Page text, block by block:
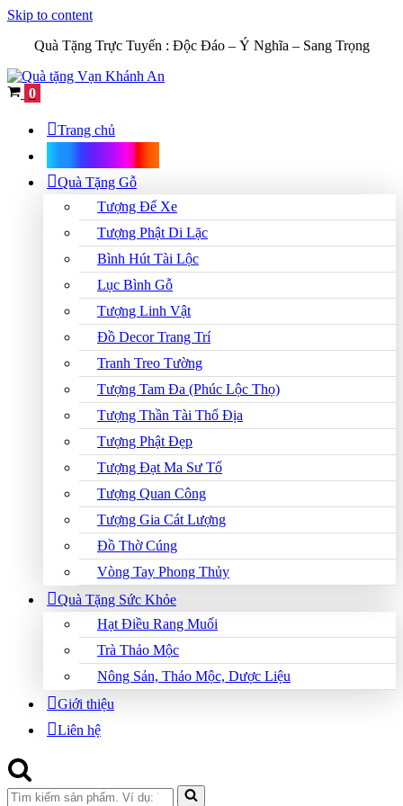
Skip to content
Quà Tặng Trực Tuyến : Độc Đáo – Ý Nghĩa – Sang Trọng
Cart
0
Trang chủ
Quà Tặng Gỗ
Tượng Để Xe
Tượng Phật Di Lặc
Bình Hút Tài Lộc
Lục Bình Gỗ
Tượng Linh Vật
Đồ Decor Trang Trí
Tranh Treo Tường
Tượng Tam Đa (Phúc Lộc Thọ)
Tượng Thần Tài Thổ Địa
Tượng Phật Đẹp
Tượng Đạt Ma Sư Tổ
Tượng Quan Công
Tượng Gia Cát Lượng
Đồ Thờ Cúng
Vòng Tay Phong Thủy
Quà Tặng Sức Khỏe
Hạt Điều Rang Muối
Trà Thảo Mộc
Nông Sản, Thảo Mộc, Dược Liệu
Giới thiệu
Liên hệ
Search